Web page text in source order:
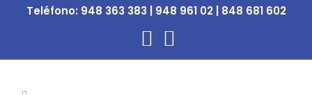
Teléfono: 948 363 383 | 948 961 02 | 848 681 602